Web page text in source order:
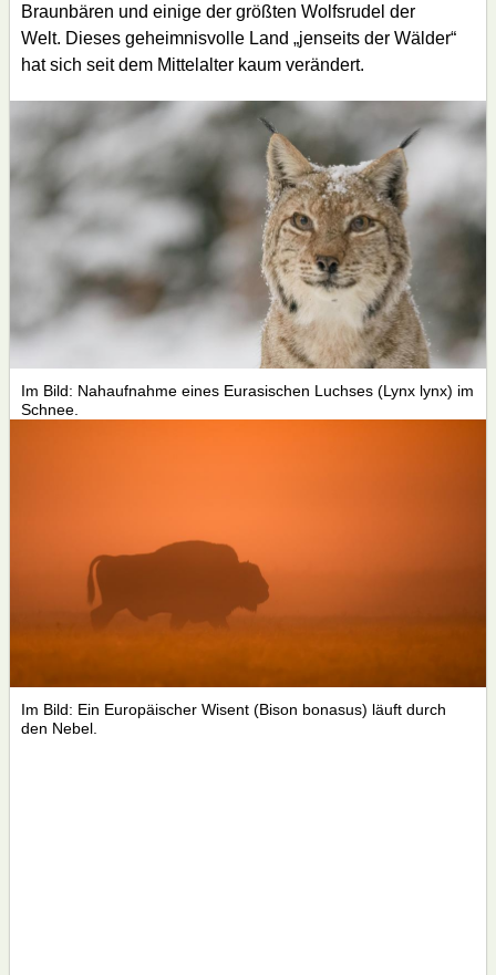
Braunbären und einige der größten Wolfsrudel der
Welt. Dieses geheimnisvolle Land „jenseits der Wälder“
hat sich seit dem Mittelalter kaum verändert.
Im Bild: Nahaufnahme eines Eurasischen Luchses (Lynx lynx) im
Schnee.
Im Bild: Ein Europäischer Wisent (Bison bonasus) läuft durch
den Nebel.